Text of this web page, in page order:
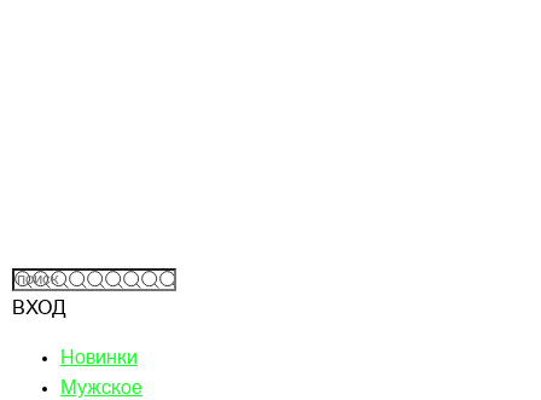
ВХОД
Новинки
Мужское